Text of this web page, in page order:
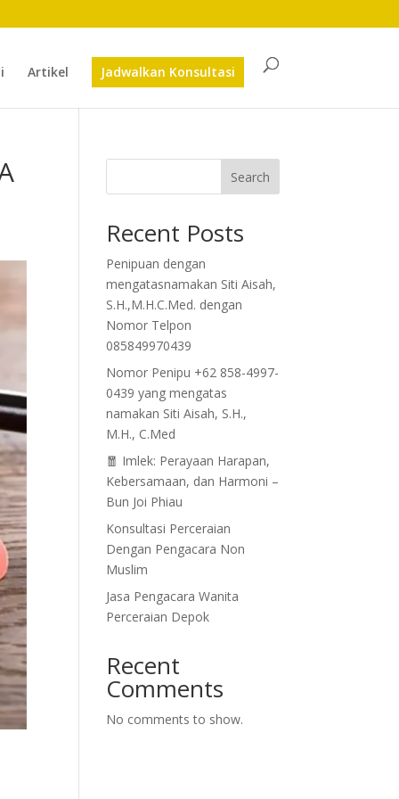
Artikel Jadwalkan Konsultasi
Search
Recent Posts
Penipuan dengan
mengatasnamakan Siti Aisah,
S.H.,M.H.C.Med. dengan
Nomor Telpon
085849970439
Nomor Penipu +62 858-4997-
0439 yang mengatas
namakan Siti Aisah, S.H.,
M.H., C.Med
🧧 Imlek: Perayaan Harapan,
Kebersamaan, dan Harmoni –
Bun Joi Phiau
Konsultasi Perceraian
Dengan Pengacara Non
Muslim
Jasa Pengacara Wanita
Perceraian Depok
Recent
Comments
No comments to show.